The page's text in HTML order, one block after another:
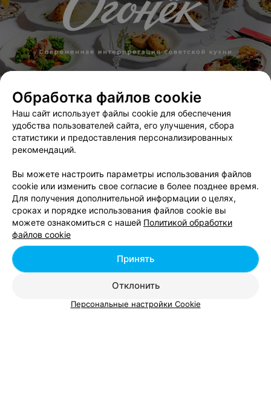
ЭФФЕКТИВНАЯ РЕКЛАМА НА САЙТЕ
Добавить компанию
Добавить специалиста
Обработка файлов cookie
Наш сайт использует файлы cookie для обеспечения
удобства пользователей сайта, его улучшения, сбора
статистики и предоставления персонализированных
рекомендаций.
Вы можете настроить параметры использования файлов
cookie или изменить свое согласие в более позднее время.
Для получения дополнительной информации о целях,
сроках и порядке использования файлов cookie вы
можете ознакомиться с нашей Политикой обработки
файлов cookie
Отклонить
Принять
Персональные настройки Cookie